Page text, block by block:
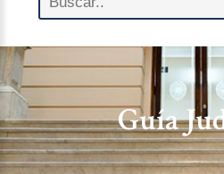
Guía